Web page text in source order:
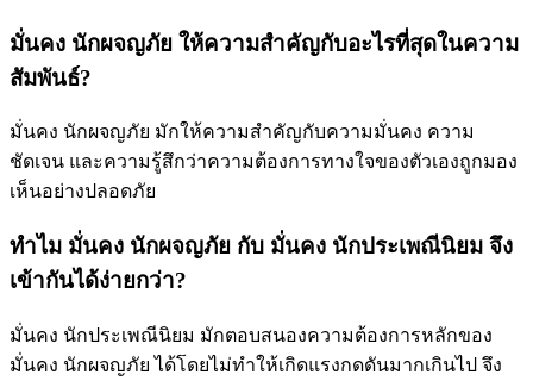
มั่นคง นักผจญภัย ให้ความสำคัญกับอะไรที่สุดในความ
สัมพันธ์?
มั่นคง นักผจญภัย มักให้ความสำคัญกับความมั่นคง ความ
ชัดเจน และความรู้สึกว่าความต้องการทางใจของตัวเองถูกมอง
เห็นอย่างปลอดภัย
ทำไม มั่นคง นักผจญภัย กับ มั่นคง นักประเพณีนิยม จึง
เข้ากันได้ง่ายกว่า?
มั่นคง นักประเพณีนิยม มักตอบสนองความต้องการหลักของ
มั่นคง นักผจญภัย ได้โดยไม่ทำให้เกิดแรงกดดันมากเกินไป จึง